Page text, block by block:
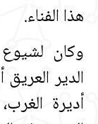
هذا الفناء‏.‏
وكان
الدير
أديرة